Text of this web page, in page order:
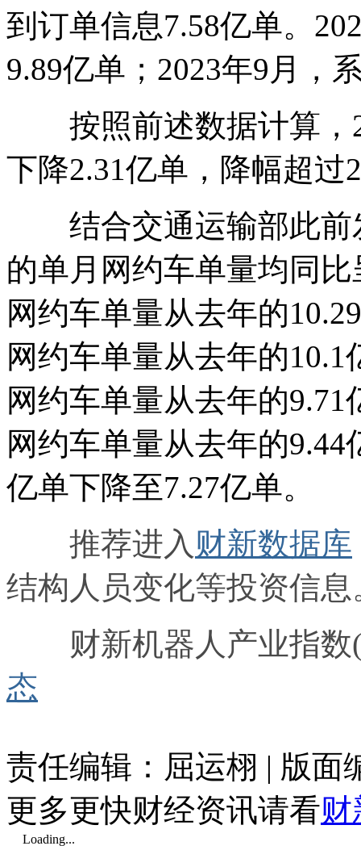
到订单信息7.58亿单。
9.89亿单；2023年9月，
按照前述数据计算，
下降2.31亿单，降幅超过
结合交通运输部此前
的单月网约车单量均同
网约车单量从去年的
网约车单量从去年的
网约车单量从去年的
网约车单量从去年的
亿单下降至7.27亿单。
推荐进入 财新数据库
结构人员变化等投资信息
财新机器人产业指数
态
责任编辑：屈运栩 | 版面
更多更快财经资讯请看财
Loading...